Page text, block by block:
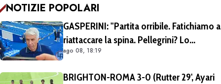
NOTIZIE POPOLARI
GASPERINI: "Partita orribile. Fatichiamo a
riattaccare la spina. Pellegrini? Lo
rivedremo in campo tra un mese.
ago 08, 18:19
BRIGHTON-ROMA 3-0 (Rutter 29', Ayari